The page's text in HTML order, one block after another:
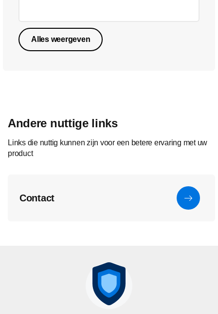
Alles weergeven
Andere nuttige links
Links die nuttig kunnen zijn voor een betere ervaring met uw
product
Contact